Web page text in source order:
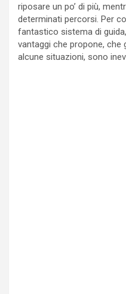
riposare un po’ di più,
determinati percorsi. Per
fantastico sistema di
vantaggi che propone, che
alcune situazioni, sono